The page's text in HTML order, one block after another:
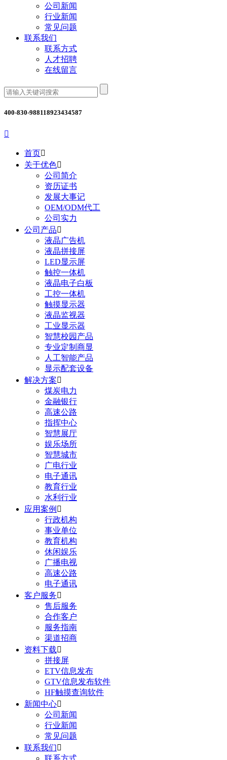
公司新闻
行业新闻
常见问题
联系我们
联系方式
人才招聘
在线留言
400-830-988118923434587

首页
关于优色
公司简介
资历证书
发展大事记
OEM/ODM代工
公司实力
公司产品
液晶广告机
液晶拼接屏
LED显示屏
触控一体机
液晶电子白板
工控一体机
触摸显示器
液晶监视器
工业显示器
智慧校园产品
专业定制商显
人工智能产品
显示配套设备
解决方案
煤炭电力
金融银行
高速公路
指挥中心
智慧展厅
娱乐场所
智慧城市
广电行业
电子通讯
教育行业
水利行业
应用案例 
行政机构
事业单位
教育机构
休闲娱乐
广播电视
高速公路
电子通讯
客户服务
售后服务
合作客户
服务指南
渠道招商
资料下载
拼接屏
ETV信息发布
GTV信息发布软件
HF触摸查询软件
新闻中心
公司新闻
行业新闻
常见问题
联系我们